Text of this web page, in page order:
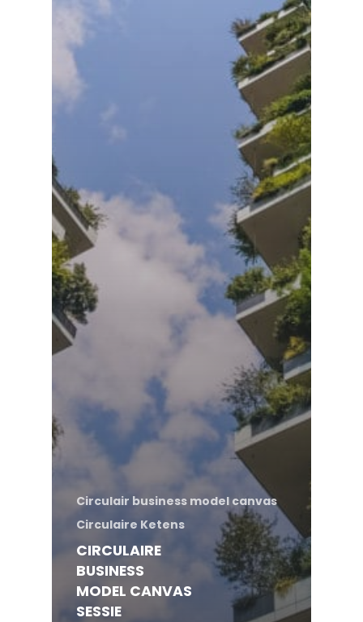
Circulair business model canvas
Circulaire Ketens
CIRCULAIRE
BUSINESS
MODEL CANVAS
SESSIE